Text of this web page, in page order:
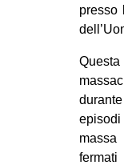
presso